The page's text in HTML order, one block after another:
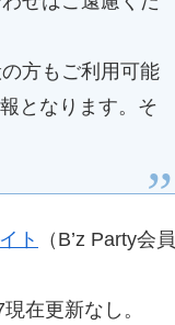
方もご利用可能
となります。そ
ト
（B’z Party会員
在更新なし。